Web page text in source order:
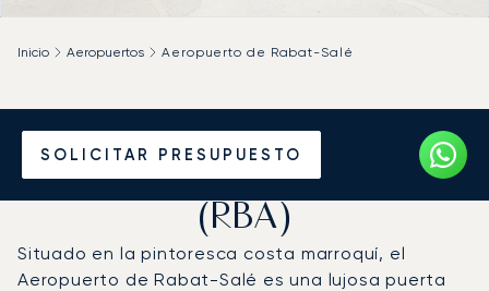
SOLICITAR PRESUPUESTO
Inicio Aeropuertos Aeropuerto de Rabat-Salé
Vuele en Jet Privado al
Aeropuerto de Rabat-Salé
(RBA)
Situado en la pintoresca costa marroquí, el
Aeropuerto de Rabat-Salé es una lujosa puerta